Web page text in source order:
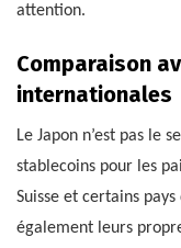
attention.
Comparaison
internationales
Le Japon n’est pas le
stablecoins pour les
Suisse et certains
également leurs